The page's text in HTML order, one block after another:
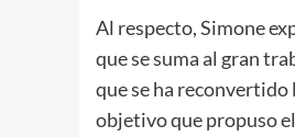
Al respecto, Simone
que se suma al gran
que se ha reconvertido
objetivo que propuso